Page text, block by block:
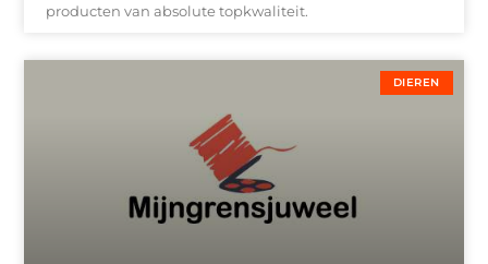
producten van absolute topkwaliteit.
DIEREN